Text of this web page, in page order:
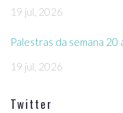
19 jul, 2026
Palestras da semana
19 jul, 2026
Twitter